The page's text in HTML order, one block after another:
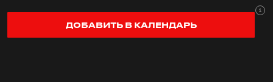
ДОБАВИТЬ В КАЛЕНДАРЬ